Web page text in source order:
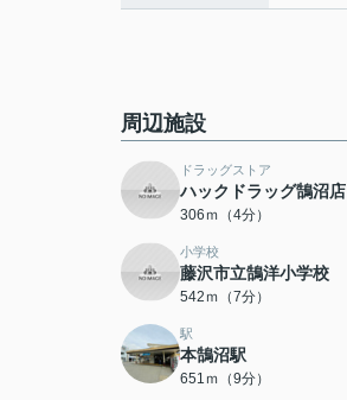
周辺施設
ドラッグストア
ハックドラッグ鵠沼店
306ｍ（4分）
小学校
藤沢市立鵠洋小学校
542ｍ（7分）
駅
本鵠沼駅
651ｍ（9分）